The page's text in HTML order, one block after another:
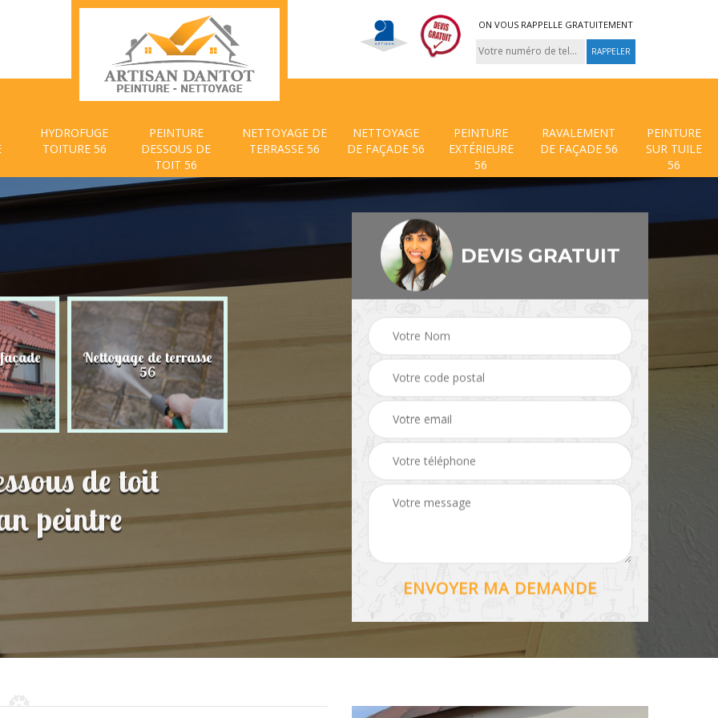
ON VOUS RAPPELLE GRATUITEMENT
HYDROFUGE
TOITURE 56
PEINTURE
DESSOUS DE
TOIT 56
NETTOYAGE DE
TERRASSE 56
NETTOYAGE
DE FAÇADE 56
PEINTURE
EXTÉRIEURE
56
RAVALEMENT
DE FAÇADE 56
PEINTURE
SUR TUILE
56
Nettoyage de terrasse
56 Hydrofuge toiture 56 Traitement anti
56
de toit
peintre
DEVIS GRATUIT